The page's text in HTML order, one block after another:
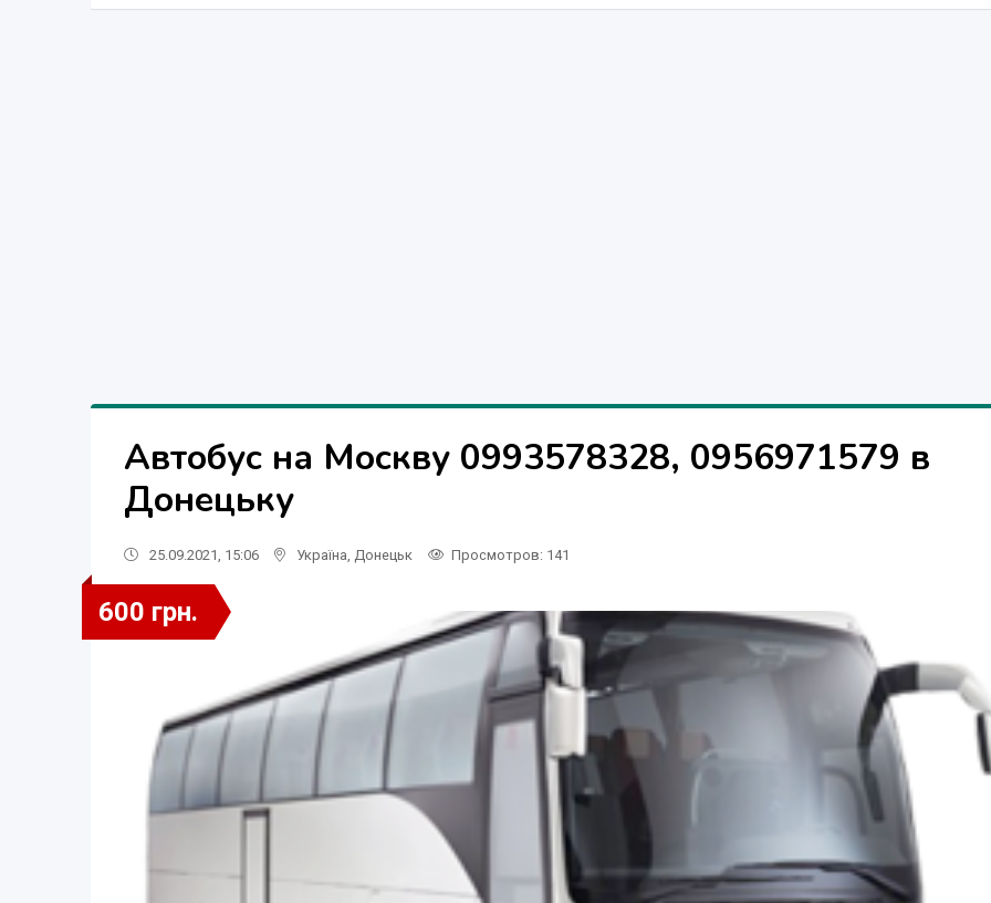
Автобус на Москву 0993578328, 0956971579 в
Донецьку
25.09.2021, 15:06 Україна Донецьк Просмотров: 141
600 грн.